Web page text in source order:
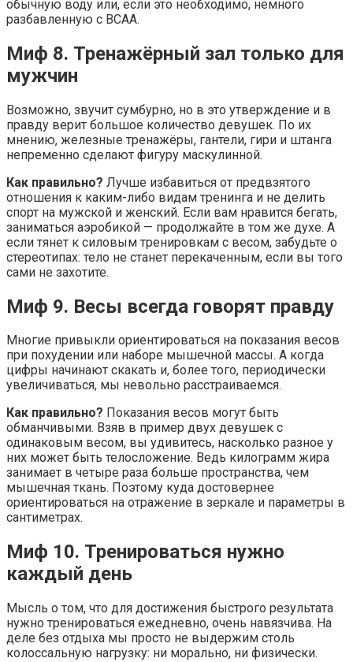
обычную воду или, если это необходимо, немного
разбавленную с BCAA.
Миф 8. Тренажёрный зал только для
мужчин
Возможно, звучит сумбурно, но в это утверждение и в
правду верит большое количество девушек. По их
мнению, железные тренажёры, гантели, гири и штанга
непременно сделают фигуру маскулинной.
Как правильно? Лучше избавиться от предвзятого
отношения к каким-либо видам тренинга и не делить
спорт на мужской и женский. Если вам нравится бегать,
заниматься аэробикой — продолжайте в том же духе. А
если тянет к силовым тренировкам с весом, забудьте о
стереотипах: тело не станет перекаченным, если вы того
сами не захотите.
Миф 9. Весы всегда говорят правду
Многие привыкли ориентироваться на показания весов
при похудении или наборе мышечной массы. А когда
цифры начинают скакать и, более того, периодически
увеличиваться, мы невольно расстраиваемся.
Как правильно? Показания весов могут быть
обманчивыми. Взяв в пример двух девушек с
одинаковым весом, вы удивитесь, насколько разное у
них может быть телосложение. Ведь килограмм жира
занимает в четыре раза больше пространства, чем
мышечная ткань. Поэтому куда достовернее
ориентироваться на отражение в зеркале и параметры в
сантиметрах.
Миф 10. Тренироваться нужно
каждый день
Мысль о том, что для достижения быстрого результата
нужно тренироваться ежедневно, очень навязчива. На
деле без отдыха мы просто не выдержим столь
колоссальную нагрузку: ни морально, ни физически.